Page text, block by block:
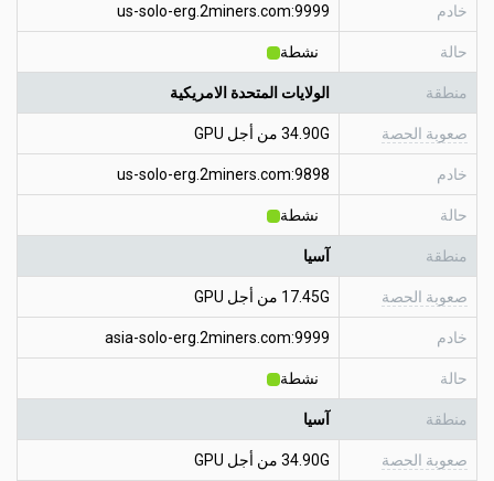
خادم us-solo-erg.2miners.com:9999
حالة نشطة
منطقة الولايات المتحدة الامريكية
صعوبة الحصة 34.90G من أجل GPU
خادم us-solo-erg.2miners.com:9898
حالة نشطة
منطقة آسيا
صعوبة الحصة 17.45G من أجل GPU
خادم asia-solo-erg.2miners.com:9999
حالة نشطة
منطقة آسيا
صعوبة الحصة 34.90G من أجل GPU